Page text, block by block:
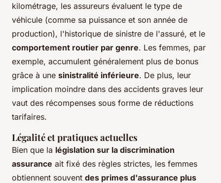
kilométrage, les assureurs évaluent le type de
véhicule (comme sa puissance et son année de
production), l'historique de sinistre de l'assuré, et le
comportement routier par genre. Les femmes, par
exemple, accumulent généralement plus de bonus
grâce à une sinistralité inférieure. De plus, leur
implication moindre dans des accidents graves leur
vaut des récompenses sous forme de réductions
tarifaires.
Légalité et pratiques actuelles
Bien que la législation sur la discrimination
assurance ait fixé des règles strictes, les femmes
obtiennent souvent des primes d'assurance plus